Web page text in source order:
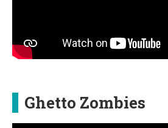
Ghetto Zombies